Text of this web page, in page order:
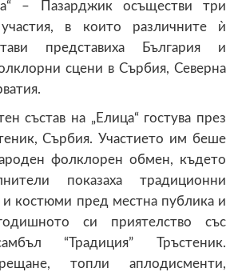
– Пазарджик осъществи три
в които различните ѝ
представиха България и
сцени в Сърбия, Северна
състав на „Елица“ гостува през
Сърбия. Участието им беше
фолклорен обмен, където
показаха традиционни
и костюми пред местна публика и
си приятелство със
“Традиция” Тръстеник.
топли аплодисменти,